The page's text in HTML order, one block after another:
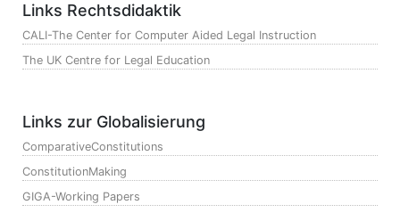
Links Rechtsdidaktik
CALI-The Center for Computer Aided Legal Instruction
The UK Centre for Legal Education
Links zur Globalisierung
ComparativeConstitutions
ConstitutionMaking
GIGA-Working Papers